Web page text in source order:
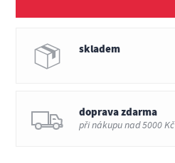
skladem
doprava zdarma
při nákupu nad 5000 Kč